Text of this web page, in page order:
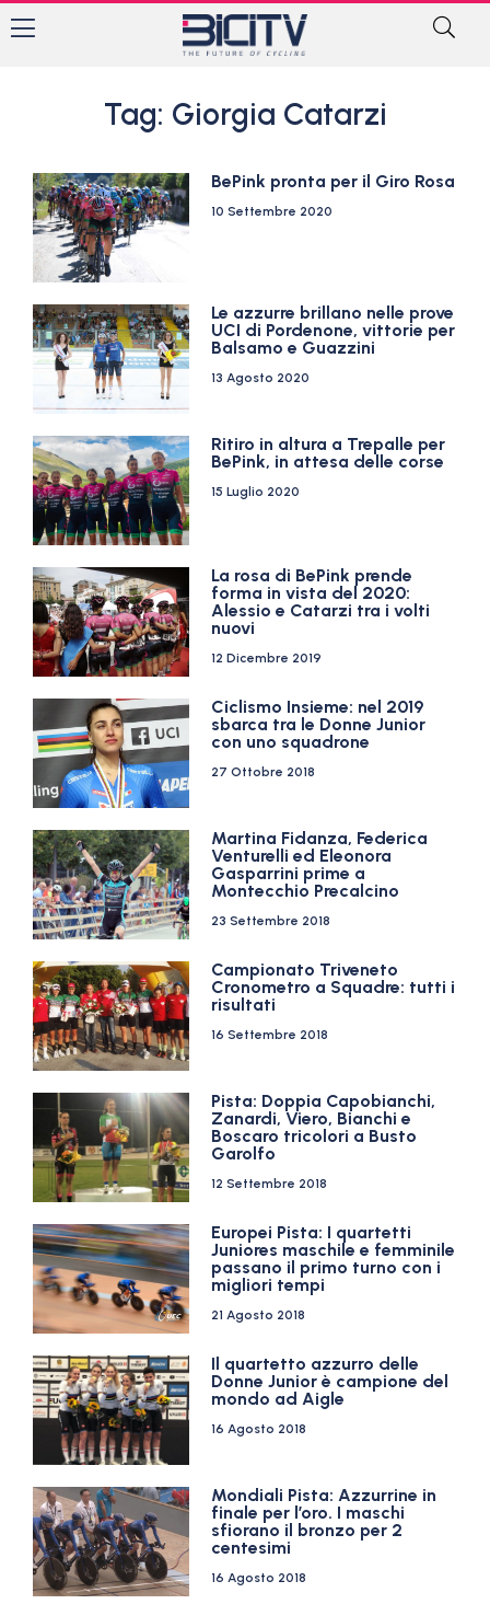
Tag: Giorgia Catarzi
BePink pronta per il Giro Rosa
10 Settembre 2020
Le azzurre brillano nelle prove
UCI di Pordenone, vittorie per
Balsamo e Guazzini
13 Agosto 2020
Ritiro in altura a Trepalle per
BePink, in attesa delle corse
15 Luglio 2020
La rosa di BePink prende
forma in vista del 2020:
Alessio e Catarzi tra i volti
nuovi
12 Dicembre 2019
Ciclismo Insieme: nel 2019
sbarca tra le Donne Junior
con uno squadrone
27 Ottobre 2018
Martina Fidanza, Federica
Venturelli ed Eleonora
Gasparrini prime a
Montecchio Precalcino
23 Settembre 2018
Campionato Triveneto
Cronometro a Squadre: tutti i
risultati
16 Settembre 2018
Pista: Doppia Capobianchi,
Zanardi, Viero, Bianchi e
Boscaro tricolori a Busto
Garolfo
12 Settembre 2018
Europei Pista: I quartetti
Juniores maschile e femminile
passano il primo turno con i
migliori tempi
21 Agosto 2018
Il quartetto azzurro delle
Donne Junior è campione del
mondo ad Aigle
16 Agosto 2018
Mondiali Pista: Azzurrine in
finale per l’oro. I maschi
sfiorano il bronzo per 2
centesimi
16 Agosto 2018